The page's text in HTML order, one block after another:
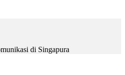
di Singapura